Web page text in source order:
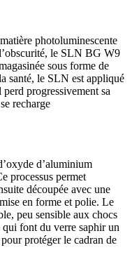
photoluminescente
le SLN BG W9
sous forme de
santé, le SLN est appliqué
progressivement sa
recharge
d’aluminium
processus permet
découpée avec une
en forme et polie. Le
peu sensible aux chocs
font du verre saphir un
protéger le cadran de